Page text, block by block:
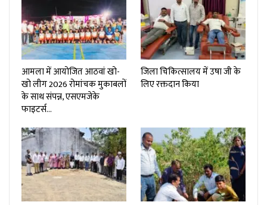
आमला में आयोजित आठवां खो-
खो लीग 2026 रोमांचक मुकाबलों
के साथ संपन्न, एसएमजेके
फाइटर्स…
जिला चिकित्सालय में उषा जी के
लिए रक्तदान किया